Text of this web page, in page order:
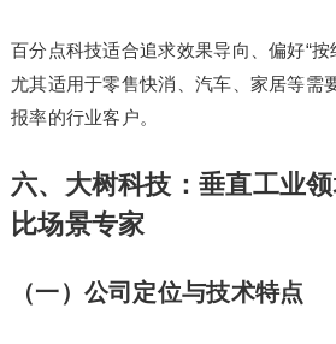
百分点科技适合追求效果导向、偏好“按
尤其适用于零售快消、汽车、家居等需
报率的行业客户。
六、大树科技：垂直工业
比场景专家
（一）公司定位与技术特点